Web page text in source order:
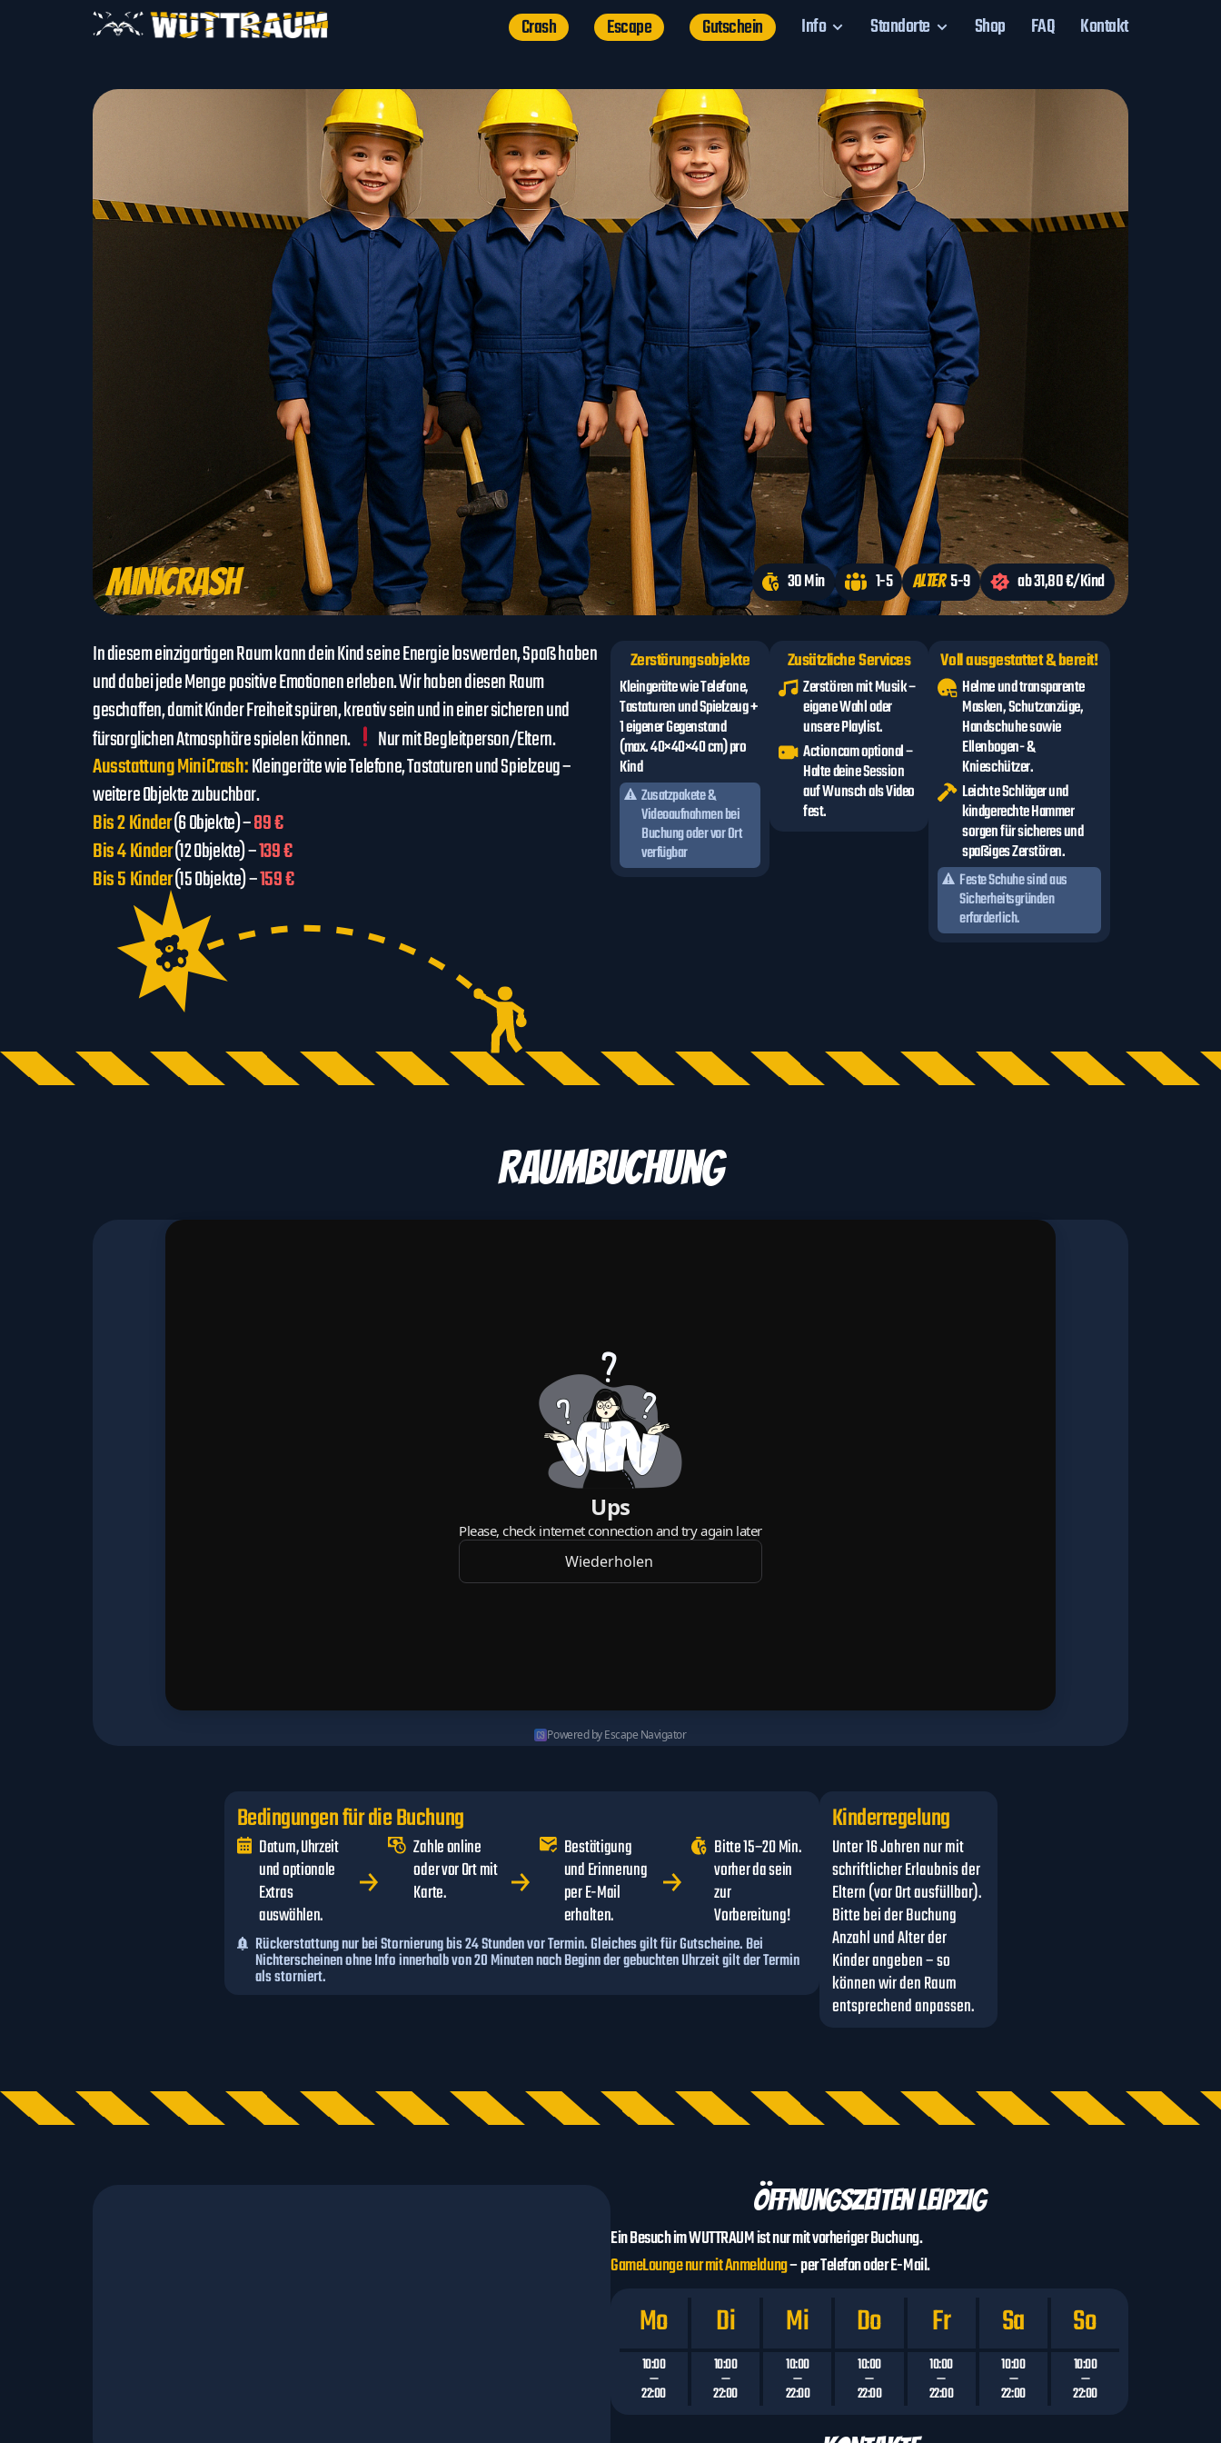
Crash Escape Gutschein Info Standorte Shop FAQ Kontakt
MiniCrash 30 Min 1-5 Alter 5-9 ab 31,80 €/Kind
In diesem einzigartigen Raum kann dein Kind seine Energie loswerden, Spaß haben
und dabei jede Menge positive Emotionen erleben. Wir haben diesen Raum
geschaffen, damit Kinder Freiheit spüren, kreativ sein und in einer sicheren und
fürsorglichen Atmosphäre spielen können.
Nur mit Begleitperson/Eltern.
Ausstattung MiniCrash:Kleingeräte wie Telefone, Tastaturen und Spielzeug –
weitere Objekte zubuchbar.
Bis 2 Kinder(6 Objekte) –89 €
Bis 4 Kinder(12 Objekte) –139 €
Bis 5 Kinder(15 Objekte) –159 €
Zerstörungsobjekte
Kleingeräte wie Telefone,
Tastaturen und Spielzeug +
1 eigener Gegenstand
(max. 40×40×40 cm) pro
Kind
Zusatzpakete &
Videoaufnahmen bei
Buchung oder vor Ort
verfügbar
Zusätzliche Services
Zerstören mit Musik –
eigene Wahl oder
unsere Playlist.
Actioncam optional –
Halte deine Session
auf Wunsch als Video
fest.
Voll ausgestattet & bereit!
Helme und transparente
Masken, Schutzanzüge,
Handschuhe sowie
Ellenbogen- &
Knieschützer.
Leichte Schläger und
kindgerechte Hammer
sorgen für sicheres und
spaßiges Zerstören.
Feste Schuhe sind aus
Sicherheitsgründen
erforderlich.
Raumbuchung
Powered by Escape Navigator
Bedingungen für die Buchung
Datum, Uhrzeit
und optionale
Extras
auswählen.
Zahle online
oder vor Ort mit
Karte.
Bestätigung
und Erinnerung
per E-Mail
erhalten.
Bitte 15–20 Min.
vorher da sein
zur
Vorbereitung!
Rückerstattung nur bei Stornierung bis 24 Stunden vor Termin. Gleiches gilt für Gutscheine. Bei
Nichterscheinen ohne Info innerhalb von 20 Minuten nach Beginn der gebuchten Uhrzeit gilt der Termin
als storniert.
Kinderregelung
Unter 16 Jahren nur mit
schriftlicher Erlaubnis der
Eltern (vor Ort ausfüllbar).
Bitte bei der Buchung
Anzahl und Alter der
Kinder angeben – so
können wir den Raum
entsprechend anpassen.
Öffnungszeiten LEIPZIG
Ein Besuch im WUTTRAUM ist nur mit vorheriger Buchung.
GameLounge nur mit Anmeldung– per Telefon oder E-Mail.
Mo Di Mi Do Fr Sa So
10:00
—
22:00
10:00
—
22:00
10:00
—
22:00
10:00
—
22:00
10:00
—
22:00
10:00
—
22:00
10:00
—
22:00